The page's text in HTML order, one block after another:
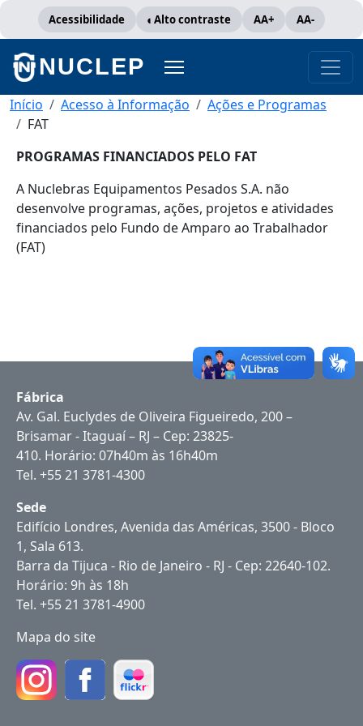
Acessibilidade Alto contraste AA+ AA-
NUCLEP
Trilha de navegação
Início Acesso à Informação
Ações e Programas
FAT
PROGRAMAS FINANCIADOS PELO FAT
A Nuclebras Equipamentos Pesados S.A. não
desenvolve programas, ações, projetos e atividades
financiados pelo Fundo de Amparo ao Trabalhador
(FAT)
Fábrica
Av. Gal. Euclydes de Oliveira Figueiredo, 200 –
Brisamar - Itaguaí – RJ – Cep: 23825-
410. Horário: 07h40m às 16h40m
Tel. +55 21 3781-4300
Sede
Edifício Londres, Avenida das Américas, 3500 - Bloco
1, Sala 613.
Barra da Tijuca - Rio de Janeiro - RJ - Cep: 22640-102.
Horário: 9h às 18h
Tel. +55 21 3781-4900
Mapa do site